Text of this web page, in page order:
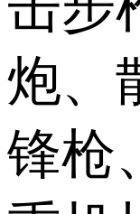
炮、
锋枪